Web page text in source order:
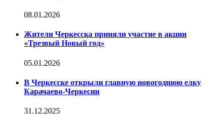
08.01.2026
Жители Черкесска приняли участие в акции
«Трезвый Новый год»
05.01.2026
В Черкесске открыли главную новогоднюю елку
Карачаево-Черкесии
31.12.2025